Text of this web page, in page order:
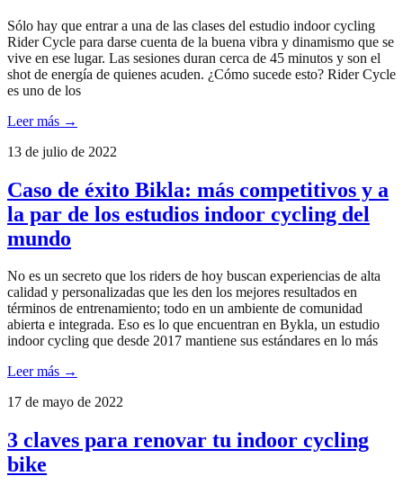
Sólo hay que entrar a una de las clases del estudio indoor cycling
Rider Cycle para darse cuenta de la buena vibra y dinamismo que se
vive en ese lugar. Las sesiones duran cerca de 45 minutos y son el
shot de energía de quienes acuden. ¿Cómo sucede esto? Rider Cycle
es uno de los
Leer más →
13 de julio de 2022
Caso de éxito Bikla: más competitivos y a
la par de los estudios indoor cycling del
mundo
No es un secreto que los riders de hoy buscan experiencias de alta
calidad y personalizadas que les den los mejores resultados en
términos de entrenamiento; todo en un ambiente de comunidad
abierta e integrada. Eso es lo que encuentran en Bykla, un estudio
indoor cycling que desde 2017 mantiene sus estándares en lo más
Leer más →
17 de mayo de 2022
3 claves para renovar tu indoor cycling
bike